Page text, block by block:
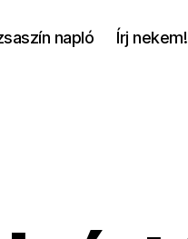
napló Írj nekem!